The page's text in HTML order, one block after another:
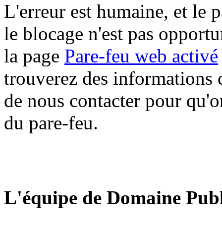
L'erreur est humaine, et le
le blocage n'est pas
la page Pare-feu web activé
trouverez des informations
de nous contacter pour
du pare-feu.
L'équipe de Domaine